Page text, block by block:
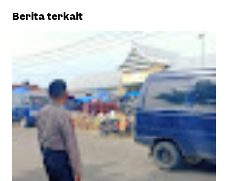
Berita terkait